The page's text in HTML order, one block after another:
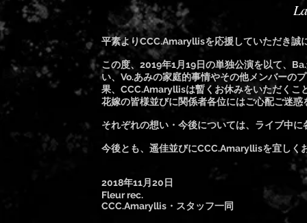
平素よりCCC.Amaryllisを応援していただき誠
この度、2019年1月19日の単独公演を以て、
い、Vo.あみの家庭的事情やその他メンバーの
果、CCC.Amaryllisは暫くお休みをいただくこ
花嫁の皆様並びに関係者各位にはご心配ご迷
それぞれの想い・今後については、ライブ中
今後とも、遥佳並びにCCC.Amaryllisを宜しく
2018年11月20日
Fleur rec.
CCC.Amaryllis・スタッフ一同